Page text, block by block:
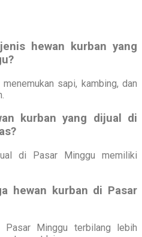
hewan kurban yang
sapi, kambing, dan
kurban yang dijual di
di Pasar Minggu memiliki
hewan kurban di Pasar
Pasar Minggu terbilang lebih